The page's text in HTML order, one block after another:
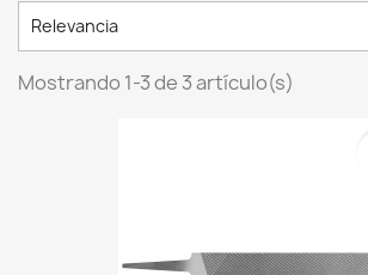
Relevancia
Mostrando 1-3 de 3 artículo(s)